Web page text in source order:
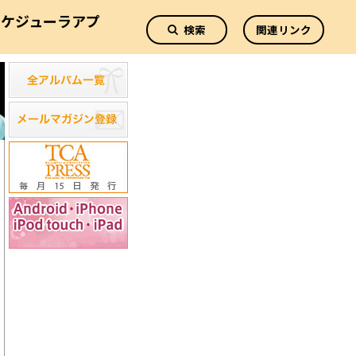
ジューラアプ
検索 関連リンク